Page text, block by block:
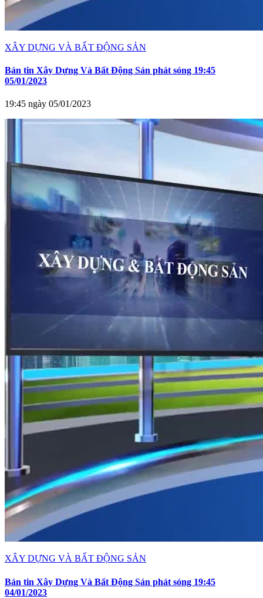
XÂY DỰNG VÀ BẤT ĐỘNG SẢN
Bản tin Xây Dựng Và Bất Động Sản phát sóng 19:45
05/01/2023
19:45 ngày 05/01/2023
XÂY DỰNG VÀ BẤT ĐỘNG SẢN
Bản tin Xây Dựng Và Bất Động Sản phát sóng 19:45
04/01/2023